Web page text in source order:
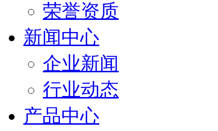
荣誉资质
新闻中心
企业新闻
行业动态
产品中心